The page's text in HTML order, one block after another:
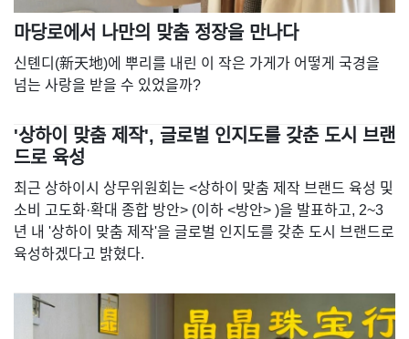
마당로에서 나만의 맞춤 정장을 만나다
신톈디(新天地)에 뿌리를 내린 이 작은 가게가 어떻게 국경을
넘는 사랑을 받을 수 있었을까?
'상하이 맞춤 제작', 글로벌 인지도를 갖춘 도시 브랜
드로 육성
최근 상하이시 상무위원회는 <상하이 맞춤 제작 브랜드 육성 및
소비 고도화·확대 종합 방안> (이하 <방안> )을 발표하고, 2~3
년 내 '상하이 맞춤 제작'을 글로벌 인지도를 갖춘 도시 브랜드로
육성하겠다고 밝혔다.